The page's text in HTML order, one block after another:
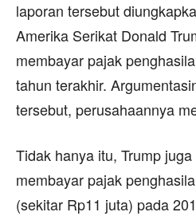
laporan tersebut
Amerika Serikat Donald
membayar pajak
tahun terakhir.
tersebut, perusahaannya
Tidak hanya itu, Trump
membayar pajak
(sekitar Rp11 juta) pada